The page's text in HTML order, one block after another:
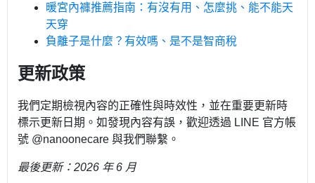
暖宮內褲推薦指南：有沒有用、怎麼挑、能不能天
天穿
負離子是什麼？有效嗎、是不是智商稅
更新政策
我們定期檢視內容的正確性與時效性，並在重要更新時
標示更新日期。如發現內容有誤，歡迎透過 LINE 官方帳
號 @nanoonecare 與我們聯繫。
最後更新：2026 年 6 月